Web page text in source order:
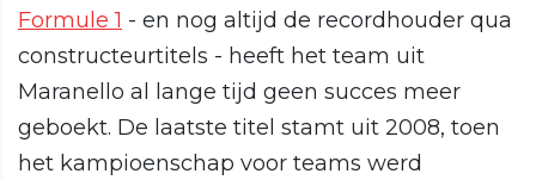
Formule 1 - en nog altijd de recordhouder qua
constructeurtitels - heeft het team uit
Maranello al lange tijd geen succes meer
geboekt. De laatste titel stamt uit 2008, toen
het kampioenschap voor teams werd